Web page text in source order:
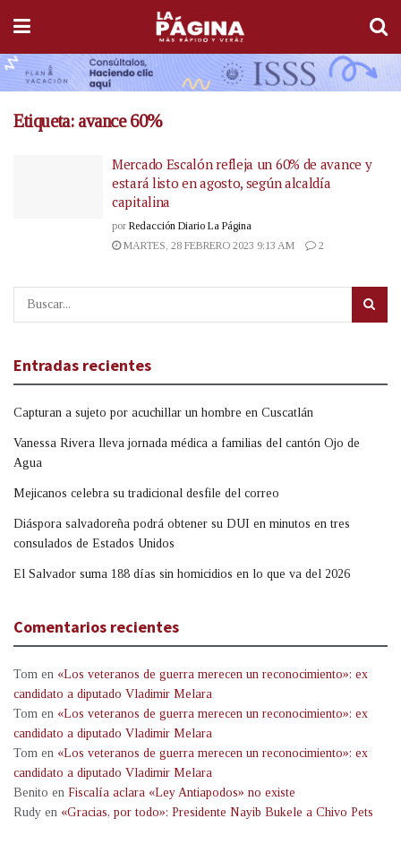
Etiqueta: avance 60%
Mercado Escalón refleja un 60% de avance y
estará listo en agosto, según alcaldía
capitalina
por Redacción Diario La Página
MARTES, 28 FEBRERO 2023 9:13 AM
2
Entradas recientes
Capturan a sujeto por acuchillar un hombre en Cuscatlán
Vanessa Rivera lleva jornada médica a familias del cantón Ojo de
Agua
Mejicanos celebra su tradicional desfile del correo
Diáspora salvadoreña podrá obtener su DUI en minutos en tres
consulados de Estados Unidos
El Salvador suma 188 días sin homicidios en lo que va del 2026
Comentarios recientes
Tom en «Los veteranos de guerra merecen un reconocimiento»: ex
candidato a diputado Vladimir Melara
Tom en «Los veteranos de guerra merecen un reconocimiento»: ex
candidato a diputado Vladimir Melara
Tom en «Los veteranos de guerra merecen un reconocimiento»: ex
candidato a diputado Vladimir Melara
Benito en Fiscalía aclara «Ley Antiapodos» no existe
Rudy en «Gracias, por todo»: Presidente Nayib Bukele a Chivo Pets